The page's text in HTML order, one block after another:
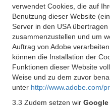
verwendet Cookies, die auf
Benutzung dieser Website
Server in den USA
zusammenzustellen und um
Auftrag von Adobe
können die Installation der
Funktionen dieser Website
Weise und zu dem zuvor
unter http://www.adobe.com/
3.3 Zudem setzen wir